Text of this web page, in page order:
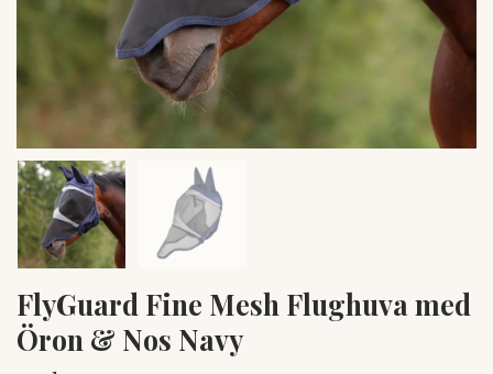
FlyGuard Fine Mesh Flughuva med
Öron & Nos Navy